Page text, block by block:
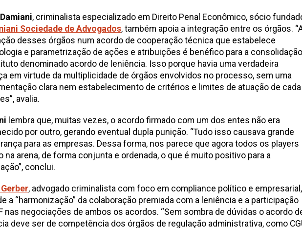
, criminalista especializado em Direito Penal Econômico, sócio
Sociedade de Advogados, também apoia a integração entre os órgãos.
desses órgãos num acordo de cooperação técnica que estabelece
e parametrização de ações e atribuições é benéfico para a consolidação
denominado acordo de leniência. Isso porque havia uma verdadeira
em virtude da multiplicidade de órgãos envolvidos no processo, sem uma
clara nem estabelecimento de critérios e limites de atuação de cada
avalia.
lembra que, muitas vezes, o acordo firmado com um dos entes não era
por outro, gerando eventual dupla punição. “Tudo isso causava grande
para as empresas. Dessa forma, nos parece que agora todos os players
na arena, de forma conjunta e ordenada, o que é muito positivo para a
conclui.
, advogado criminalista com foco em compliance político e empresarial,
a “harmonização” da colaboração premiada com a leniência e a participação
nas negociações de ambos os acordos. “Sem sombra de dúvidas o acordo
deve ser de competência dos órgãos de regulação administrativa, como